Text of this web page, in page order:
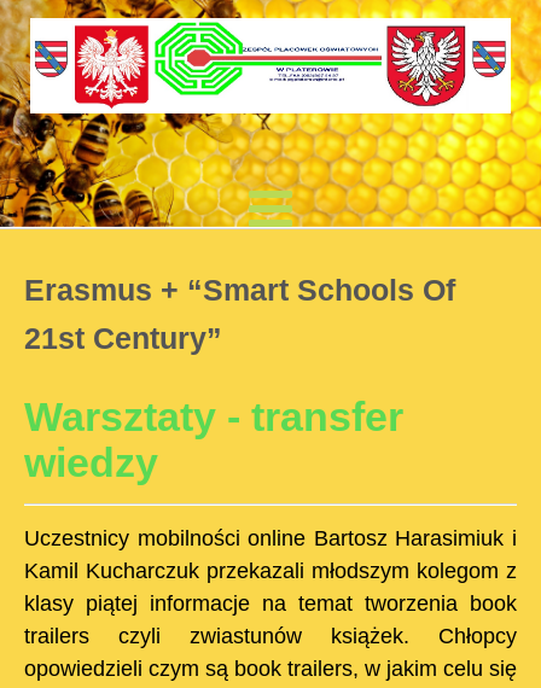
Erasmus + “Smart Schools Of
21st Century”
Warsztaty - transfer
wiedzy
Uczestnicy mobilności online Bartosz Harasimiuk i
Kamil Kucharczuk przekazali młodszym kolegom z
klasy piątej informacje na temat tworzenia book
trailers czyli zwiastunów książek. Chłopcy
opowiedzieli czym są book trailers, w jakim celu się